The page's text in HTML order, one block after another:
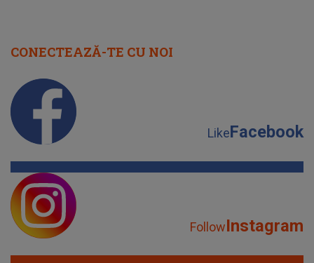
CONECTEAZĂ-TE CU NOI
LikeFacebook
FollowInstagram